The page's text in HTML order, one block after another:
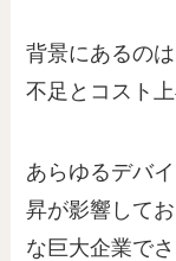
背景にあるの
不足とコスト上
あらゆるデバ
昇が影響して
な巨大企業で